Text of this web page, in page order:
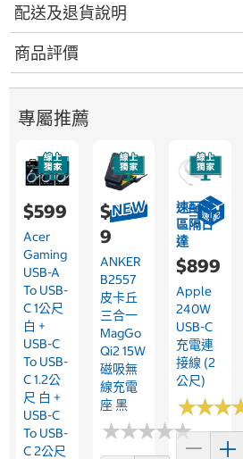
配送及退貨說明
商品評價
專屬推薦
$599
Acer
Gaming
USB-A
To USB-
C 1公尺
白 +
USB-C
To USB-
C 1.2公
尺 白 +
USB-C
To USB-
C 2公尺
$2,19
9
ANKER
B2557
皮卡丘
三合一
MagGo
Qi2 15W
磁吸無
線充電
座 黑
★★★★★
★★★★★
速配限
區隔日
達
$899
Apple
240W
USB-C
充電連
接線 (2
公尺)
★★★
★★★